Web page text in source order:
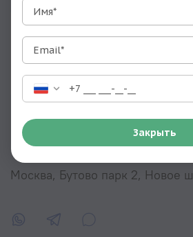
+79951203475
Москва, Бутово парк 2, Новое
Имя*
Email*
Закрыть